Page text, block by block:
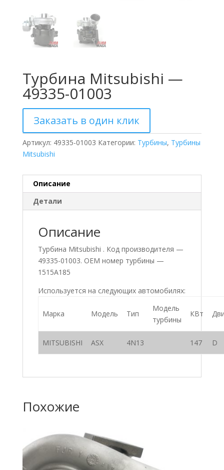
Турбина Mitsubishi —
49335-01003
Заказать в один клик
Артикул: 49335-01003 Категории: Турбины, Турбины
Mitsubishi
Описание
Детали
Описание
Турбина Mitsubishi . Код производителя —
49335-01003. ОЕМ номер турбины —
1515A185
Используется на следующих автомобилях:
Марка Модель Тип
Модель
турбины
КВт
MITSUBISHI ASX 4N13 147 D
Похожие